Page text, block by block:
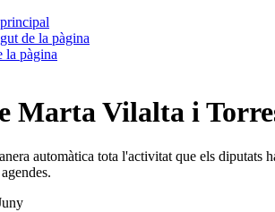
de la pàgina
la pàgina
Marta Vilalta i
automàtica tota l'activitat que els diputats